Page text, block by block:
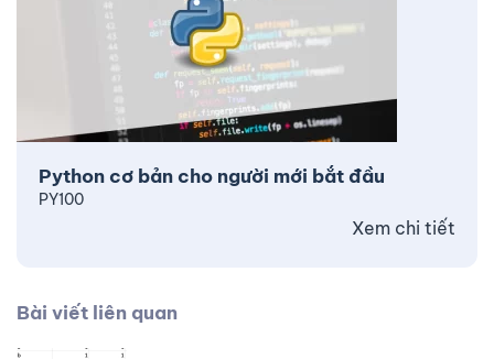
Python cơ bản cho người mới bắt đầu
PY100
Xem chi tiết
Bài viết liên quan